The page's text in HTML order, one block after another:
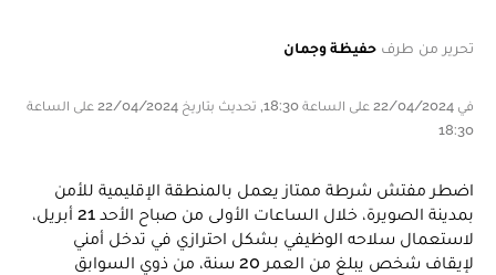
تحرير من طرف حفيظة وجمان
في 22/04/2024 على الساعة 18:30, تحديث بتاريخ 22/04/2024 على الساعة
18:30
اضطر مفتش شرطة ممتاز يعمل بالمنطقة الإقليمية للأمن
بمدينة الصويرة، خلال الساعات الأولى من صباح الأحد 21 أبريل،
لاستعمال سلاحه الوظيفي بشكل احترازي في تدخل أمني
لإيقاف شخص يبلغ من العمر 20 سنة، من ذوي السوابق